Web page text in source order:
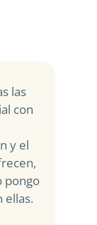
las
con
y el
pongo
ellas.